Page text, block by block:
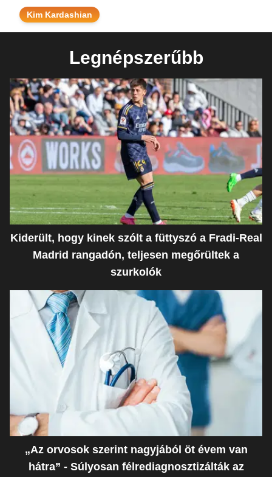
Kim Kardashian
Legnépszerűbb
Kiderült, hogy kinek szólt a füttyszó a Fradi-Real
Madrid rangadón, teljesen megőrültek a
szurkolók
„Az orvosok szerint nagyjából öt évem van
hátra” - Súlyosan félrediagnosztizálták az